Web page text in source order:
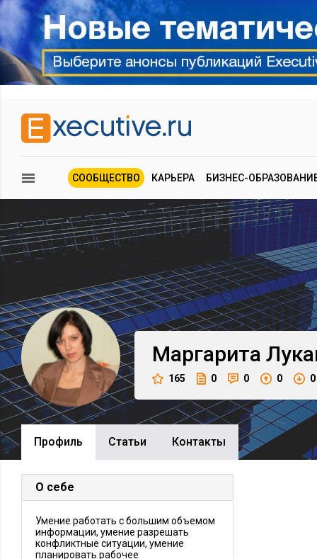
СООБЩЕСТВО КАРЬЕРА БИЗНЕС-
Маргарита
165 0 0 0 0
Профиль Cтатьи Контакты
О себе
Умение работать с большим объемом
информации, умение разрешать
конфликтные ситуации, умение
планировать рабочее